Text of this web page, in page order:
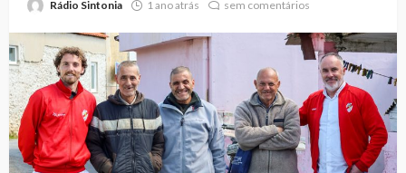
Rádio Sintonia 1 ano atrás sem comentários